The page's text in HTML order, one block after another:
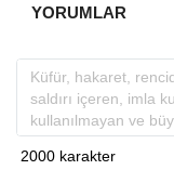
YORUMLAR